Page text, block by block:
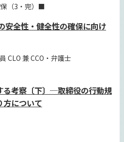
（3・完）■
安全性・健全性の確保に向け
兼 CCO・弁護士
る考察〔下〕─取締役の行動規
方について